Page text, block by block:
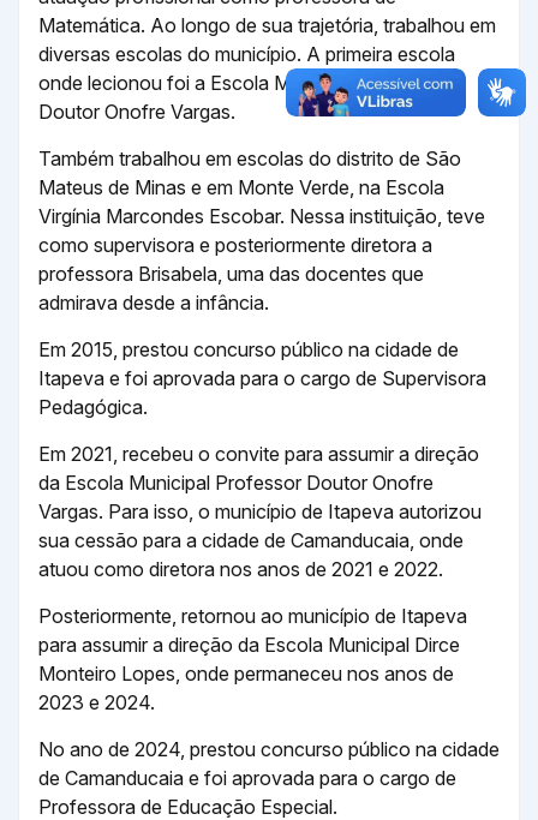
Matemática. Ao longo de sua trajetória, trabalhou em
diversas escolas do município. A primeira escola
onde lecionou foi a Escola Municipal Professor
Doutor Onofre Vargas.
Também trabalhou em escolas do distrito de São
Mateus de Minas e em Monte Verde, na Escola
Virgínia Marcondes Escobar. Nessa instituição, teve
como supervisora e posteriormente diretora a
professora Brisabela, uma das docentes que
admirava desde a infância.
Em 2015, prestou concurso público na cidade de
Itapeva e foi aprovada para o cargo de Supervisora
Pedagógica.
Em 2021, recebeu o convite para assumir a direção
da Escola Municipal Professor Doutor Onofre
Vargas. Para isso, o município de Itapeva autorizou
sua cessão para a cidade de Camanducaia, onde
atuou como diretora nos anos de 2021 e 2022.
Posteriormente, retornou ao município de Itapeva
para assumir a direção da Escola Municipal Dirce
Monteiro Lopes, onde permaneceu nos anos de
2023 e 2024.
No ano de 2024, prestou concurso público na cidade
de Camanducaia e foi aprovada para o cargo de
Professora de Educação Especial.